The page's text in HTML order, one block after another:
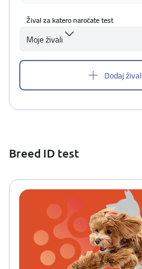
Žival za katero naročate test
Moje živali
Dodaj žival
Breed ID test